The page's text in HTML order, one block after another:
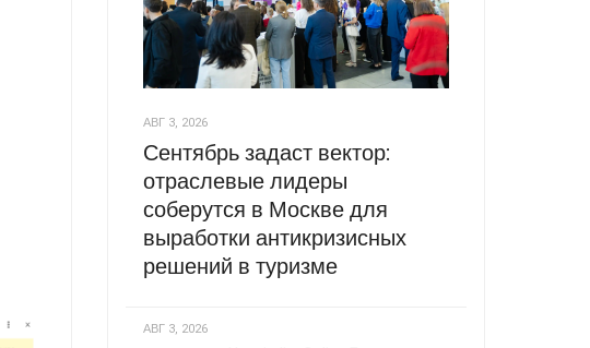
АВГ 3, 2026
Сентябрь задаст вектор:
отраслевые лидеры
соберутся в Москве для
выработки антикризисных
решений в туризме
АВГ 3, 2026